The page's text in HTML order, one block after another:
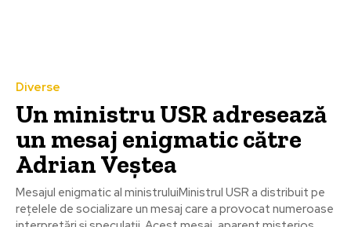
Diverse
Un ministru USR adresează
un mesaj enigmatic către
Adrian Veștea
Mesajul enigmatic al ministruluiMinistrul USR a distribuit pe
rețelele de socializare un mesaj care a provocat numeroase